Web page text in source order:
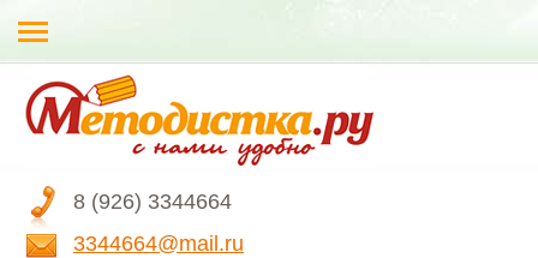
8 (926) 3344664
3344664@mail.ru